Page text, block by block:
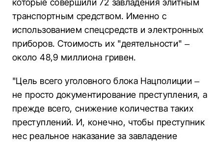
которые совершили 72 завладения элитным
транспортным средством. Именно с
использованием спецсредств и электронных
приборов. Стоимость их "деятельности" –
около 48,9 миллиона гривен.
"Цель всего уголовного блока Нацполиции –
не просто документирование преступления, а
прежде всего, снижение количества таких
преступлений. И, конечно, чтобы преступник
нес реальное наказание за завладение